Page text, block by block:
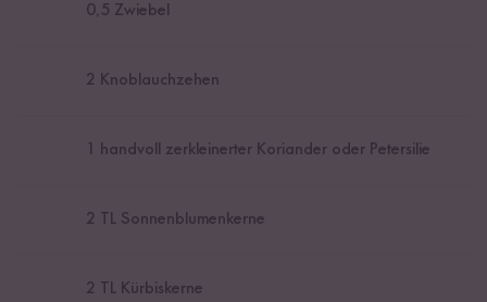
0,5 Zwiebel
2 Knoblauchzehen
1 handvoll zerkleinerter Koriander oder Petersilie
2 TL Sonnenblumenkerne
2 TL Kürbiskerne